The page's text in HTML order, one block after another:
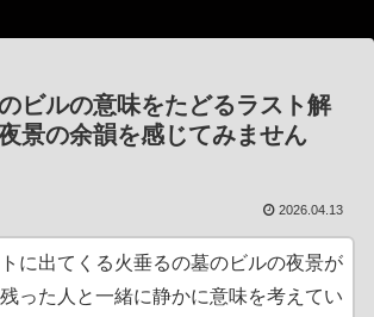
ビルの意味をたどるラスト解
景の余韻を感じてみません
2026.04.13
に出てくる火垂るの墓のビルの夜景が
った人と一緒に静かに意味を考えてい